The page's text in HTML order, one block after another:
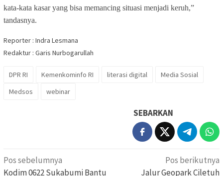
kata-kata kasar yang bisa memancing situasi menjadi keruh,”
tandasnya.
Reporter : Indra Lesmana
Redaktur : Garis Nurbogarullah
DPR RI Kemenkominfo RI literasi digital
Media Sosial
Medsos
webinar
SEBARKAN
Navigasi
Pos sebelumnya
Kodim 0622 Sukabumi Bantu
Pos berikutnya
Jalur Geopark Ciletuh